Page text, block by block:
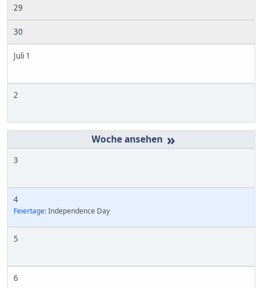
29
30
Juli 1
2
»
3
4
Feiertage:Independence Day
5
6